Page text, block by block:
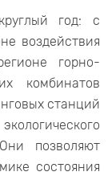
год: с
воздействия
горно-
комбинатов
станций
позволяют
состояния